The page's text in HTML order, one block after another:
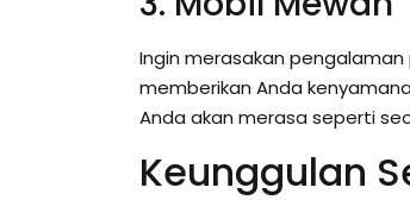
Ingin merasakan pengalaman
memberikan Anda
Anda akan merasa seperti
Keunggulan